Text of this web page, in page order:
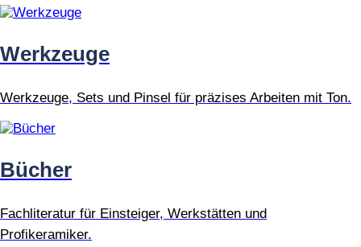
Werkzeuge
Werkzeuge, Sets und Pinsel für präzises Arbeiten mit Ton.
Bücher
Fachliteratur für Einsteiger, Werkstätten und
Profikeramiker.